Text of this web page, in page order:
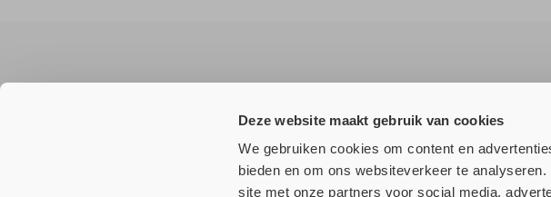
Deze website maakt gebruik van cookies
We gebruiken cookies om content en
bieden en om ons websiteverkeer te
site met onze partners voor social media,
Wilt unietsmissen?
Meld u aan voor onze nieuwsbrief en ontvang als eerste alle nieuws!